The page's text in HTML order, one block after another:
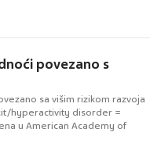
povezano s
sa višim rizikom razvoja
hyperactivity disorder =
u American Academy of